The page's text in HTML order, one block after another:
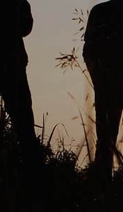
ומיניות, מרצה
להתחבר מחדש
בחייך ועם כל
עוד עלי